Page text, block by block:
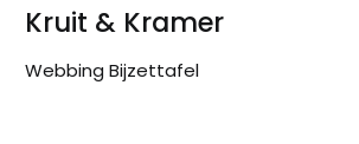
Kruit & Kramer
Webbing Bijzettafel